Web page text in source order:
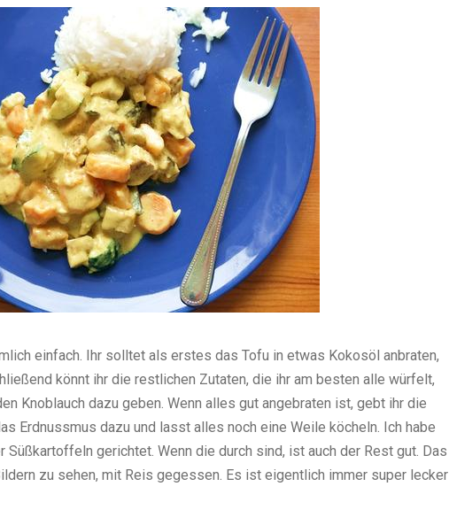
einfach. Ihr solltet als erstes das Tofu in etwas Kokosöl anbraten,
könnt ihr die restlichen Zutaten, die ihr am besten alle würfelt,
Knoblauch dazu geben. Wenn alles gut angebraten ist, gebt ihr die
Erdnussmus dazu und lasst alles noch eine Weile köcheln. Ich habe
gerichtet. Wenn die durch sind, ist auch der Rest gut. Das
zu sehen, mit Reis gegessen. Es ist eigentlich immer super lecker